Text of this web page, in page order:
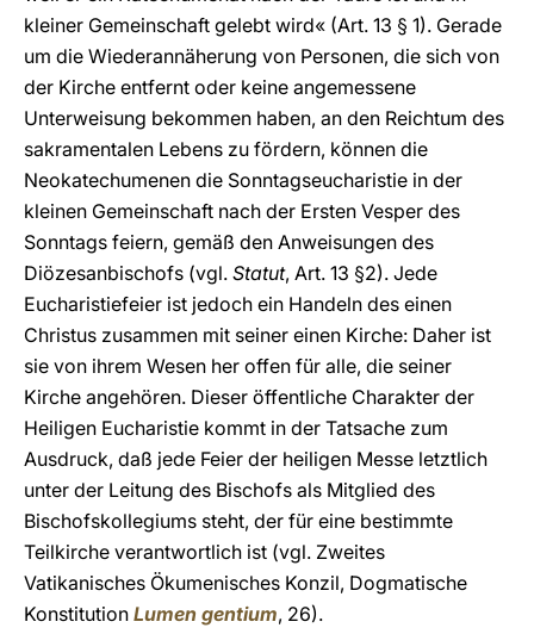
kleiner Gemeinschaft gelebt wird« (Art. 13 § 1). Gerade
um die Wiederannäherung von Personen, die sich von
der Kirche entfernt oder keine angemessene
Unterweisung bekommen haben, an den Reichtum des
sakramentalen Lebens zu fördern, können die
Neokatechumenen die Sonntagseucharistie in der
kleinen Gemeinschaft nach der Ersten Vesper des
Sonntags feiern, gemäß den Anweisungen des
Diözesanbischofs (vgl. Statut, Art. 13 §2). Jede
Eucharistiefeier ist jedoch ein Handeln des einen
Christus zusammen mit seiner einen Kirche: Daher ist
sie von ihrem Wesen her offen für alle, die seiner
Kirche angehören. Dieser öffentliche Charakter der
Heiligen Eucharistie kommt in der Tatsache zum
Ausdruck, daß jede Feier der heiligen Messe letztlich
unter der Leitung des Bischofs als Mitglied des
Bischofskollegiums steht, der für eine bestimmte
Teilkirche verantwortlich ist (vgl. Zweites
Vatikanisches Ökumenisches Konzil, Dogmatische
Konstitution Lumen gentium, 26).